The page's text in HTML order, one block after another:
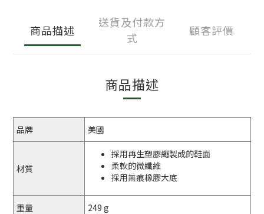
商品描述
送貨及付款方
式
顧客評價
商品描述
品牌 美國
材質
採用再生塑膠繩製成的鞋面
柔軟的微纖維
採用無痕橡膠大底
重量 249 g